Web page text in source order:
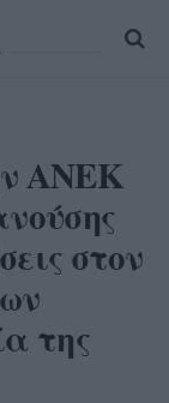
ΑΝΕΚ
στον
της